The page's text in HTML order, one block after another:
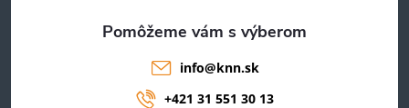
info@knn.sk
+421 31 551 30 13